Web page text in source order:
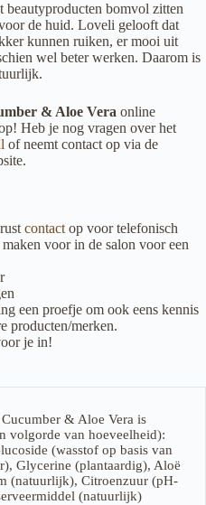
beautyproducten bomvol zitten
de huid. Loveli gelooft dat
kunnen ruiken, er mooi uit
wel beter werken. Daarom is
& Aloe Vera online
Heb je nog vragen over het
of neemt contact op via de
contact op voor telefonisch
voor in de salon voor een
een proefje om ook eens kennis
producten/merken.
je in!
& Aloe Vera is
volgorde van hoeveelheid):
(wasstof op basis van
Glycerine (plantaardig), Aloë
(natuurlijk), Citroenzuur (pH-
(natuurlijk)